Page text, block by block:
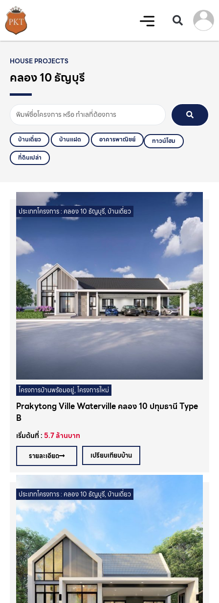
HOUSE PROJECTS
คลอง 10 ธัญบุรี
บ้านเดี่ยว บ้านแฝด อาคารพาณิชย์
ทาวน์โฮม
ที่ดินเปล่า
ประเภทโครงการ :คลอง 10 ธัญบุรี,บ้านเดี่ยว
โครงการบ้านพร้อมอยู่,โครงการใหม่
Prakytong Ville Waterville คลอง 10 ปทุมธานี Type
B
เริ่มต้นที่ :5.7ล้านบาท
รายละเอียด เปรียบเทียบบ้าน
ประเภทโครงการ :คลอง 10 ธัญบุรี,บ้านเดี่ยว